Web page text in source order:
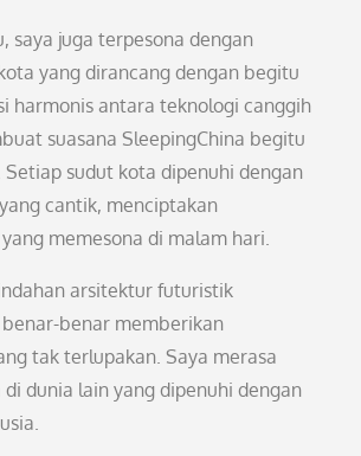
saya juga terpesona dengan
yang dirancang dengan begitu
harmonis antara teknologi canggih
suasana SleepingChina begitu
Setiap sudut kota dipenuhi dengan
cantik, menciptakan
memesona di malam hari.
arsitektur futuristik
benar memberikan
tak terlupakan. Saya merasa
di dunia lain yang dipenuhi dengan